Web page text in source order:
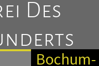
Des
Bochum-